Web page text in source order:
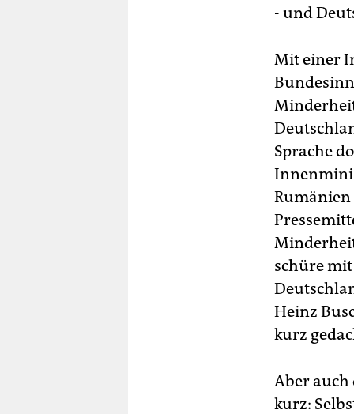
- und
Mit einer
Sprache
Rumänien
schüre
Heinz
kurz
Aber
kurz: